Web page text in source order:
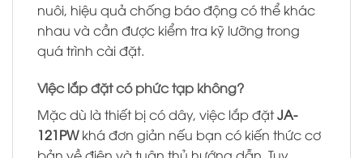
nuôi, hiệu quả chống báo động có thể khác
nhau và cần được kiểm tra kỹ lưỡng trong
quá trình cài đặt.
Việc lắp đặt có phức tạp không?
Mặc dù là thiết bị có dây, việc lắp đặtJA-
121PWkhá đơn giản nếu bạn có kiến thức cơ